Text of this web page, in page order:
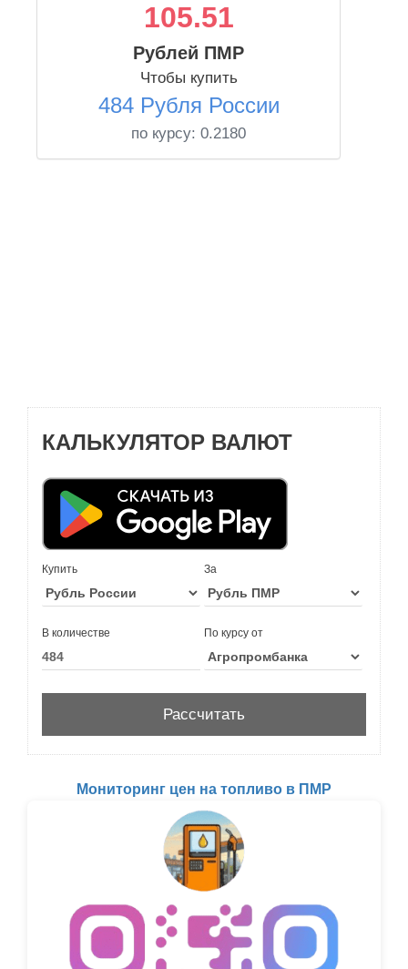
105.51
Рублей ПМР
Чтобы купить
484 Рубля России
по курсу: 0.2180
КАЛЬКУЛЯТОР ВАЛЮТ
Купить За
В количестве По курсу от
Мониторинг цен на топливо в ПМР